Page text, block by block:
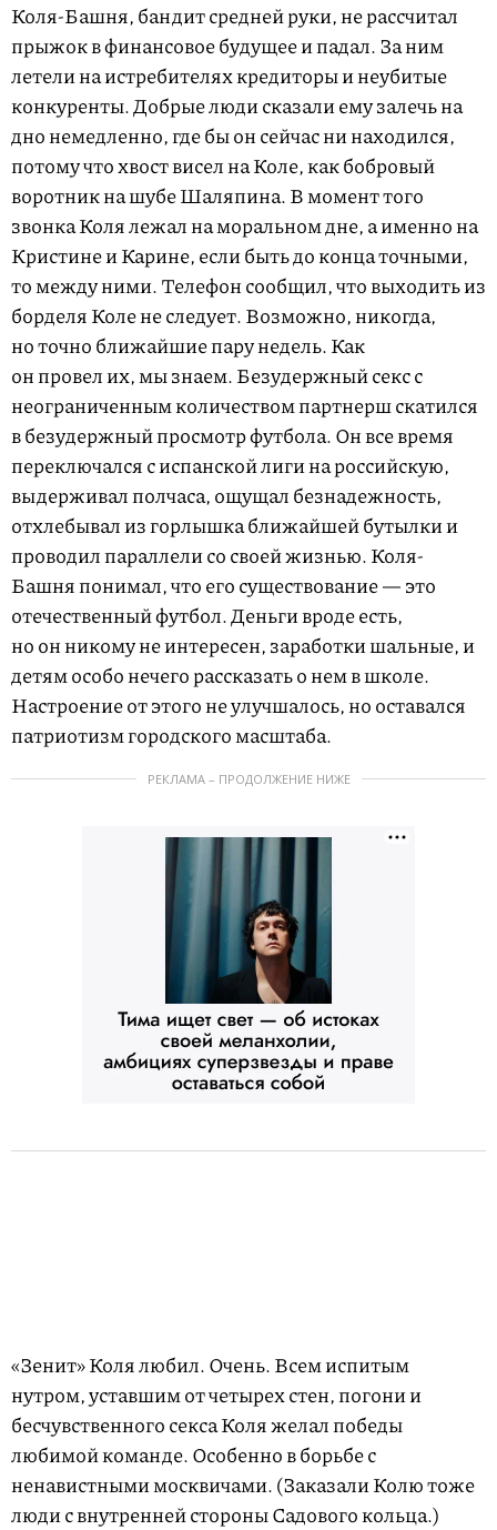
Коля-Башня, бандит средней руки, не рассчитал
прыжок в финансовое будущее и падал. За ним
летели на истребителях кредиторы и неубитые
конкуренты. Добрые люди сказали ему залечь на
дно немедленно, где бы он сейчас ни находился,
потому что хвост висел на Коле, как бобровый
воротник на шубе Шаляпина. В момент того
звонка Коля лежал на моральном дне, а именно на
Кристине и Карине, если быть до конца точными,
то между ними. Телефон сообщил, что выходить из
борделя Коле не следует. Возможно, никогда,
но точно ближайшие пару недель. Как
он провел их, мы знаем. Безудержный секс с
неограниченным количеством партнерш скатился
в безудержный просмотр футбола. Он все время
переключался с испанской лиги на российскую,
выдерживал полчаса, ощущал безнадежность,
отхлебывал из горлышка ближайшей бутылки и
проводил параллели со своей жизнью. Коля-
Башня понимал, что его существование — это
отечественный футбол. Деньги вроде есть,
но он никому не интересен, заработки шальные, и
детям особо нечего рассказать о нем в школе.
Настроение от этого не улучшалось, но оставался
патриотизм городского масштаба.
РЕКЛАМА – ПРОДОЛЖЕНИЕ НИЖЕ
«Зенит» Коля любил. Очень. Всем испитым
нутром, уставшим от четырех стен, погони и
бесчувственного секса Коля желал победы
любимой команде. Особенно в борьбе с
ненавистными москвичами. (Заказали Колю тоже
люди с внутренней стороны Садового кольца.)